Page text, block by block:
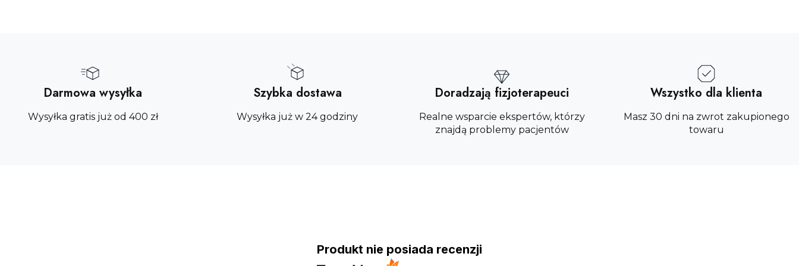
Darmowa wysyłka
Wysyłka gratis już od 400 zł
Szybka dostawa
Wysyłka już w 24 godziny
Doradzają fizjoterapeuci
Realne wsparcie ekspertów, którzy
znajdą problemy pacjentów
Wszystko dla klienta
Masz 30 dni na zwrot zakupionego
towaru
Produkt nie posiada recenzji